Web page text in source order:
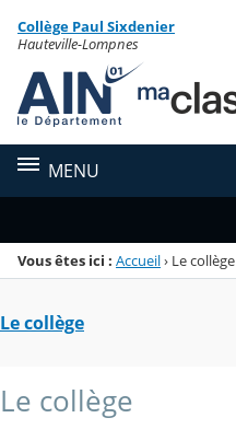
Menu de la rubrique
Contenu
Collège Paul Sixdenier
Hauteville-Lompnes
MENU
Vous êtes ici : Accueil› Le collège
Le collège
Le collège